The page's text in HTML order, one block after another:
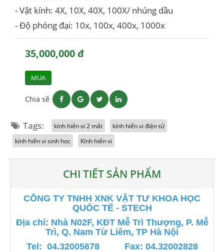
- Vật kính: 4X, 10X, 40X, 100X/ nhúng dầu
- Độ phóng đại: 10x, 100x, 400x, 1000x
35,000,000 đ
MUA
Chia sẽ
Tags: kính hiển vi 2 mắt
kính hiển vi điện tử
kính hiển vi sinh học
Kính hiển vi
CHI TIẾT SẢN PHẨM
CÔNG TY TNHH XNK VẬT TƯ KHOA HỌC
QUỐC TẾ - STECH
Địa chỉ: Nhà N02F, KĐT Mễ Trì Thượng, P. Mễ
Trì, Q. Nam Từ Liêm, TP Hà Nội
Tel: 04.32005678 Fax: 04.32002828